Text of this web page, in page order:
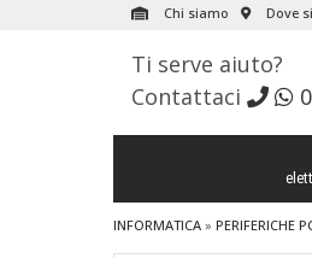
Chi siamo Dove
Ti serve aiuto?
Contattaci
INFORMATICA» PERIFERICHE